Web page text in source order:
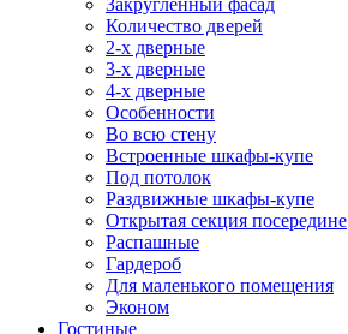
Закругленный фасад
Количество дверей
2-х дверные
3-х дверные
4-х дверные
Особенности
Во всю стену
Встроенные шкафы-купе
Под потолок
Раздвижные шкафы-купе
Открытая секция посередине
Распашные
Гардероб
Для маленького помещения
Эконом
Гостиные